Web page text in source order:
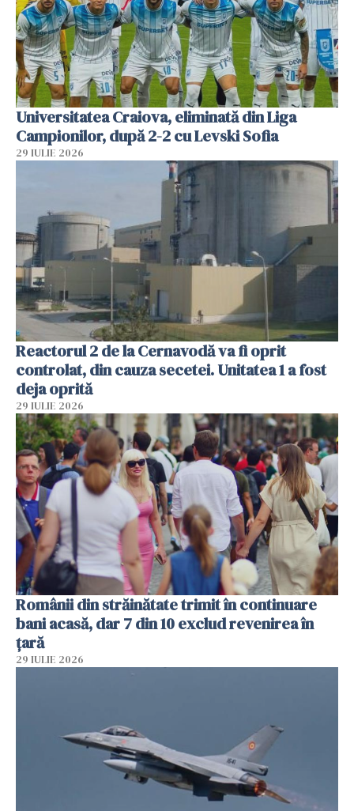
Universitatea Craiova, eliminată din Liga
Campionilor, după 2-2 cu Levski Sofia
29 IULIE 2026
Reactorul 2 de la Cernavodă va fi oprit
controlat, din cauza secetei. Unitatea 1 a fost
deja oprită
29 IULIE 2026
Românii din străinătate trimit în continuare
bani acasă, dar 7 din 10 exclud revenirea în
țară
29 IULIE 2026